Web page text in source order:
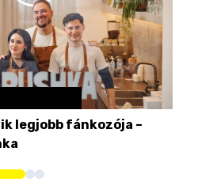
legjobb fánkozója –